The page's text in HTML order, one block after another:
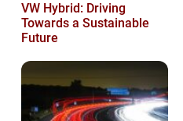
VW Hybrid: Driving
Towards a Sustainable
Future